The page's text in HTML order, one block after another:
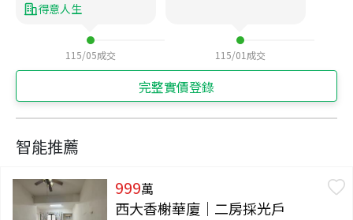
得意人生
115/05成交 115/01 成交
完整實價登錄
智能推薦
999萬
西大香榭華廈｜二房採光戶